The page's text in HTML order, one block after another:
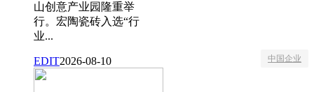
山创意产业园隆重举
行。宏陶瓷砖入选“行
业...
EDIT2026-08-10 中国企业